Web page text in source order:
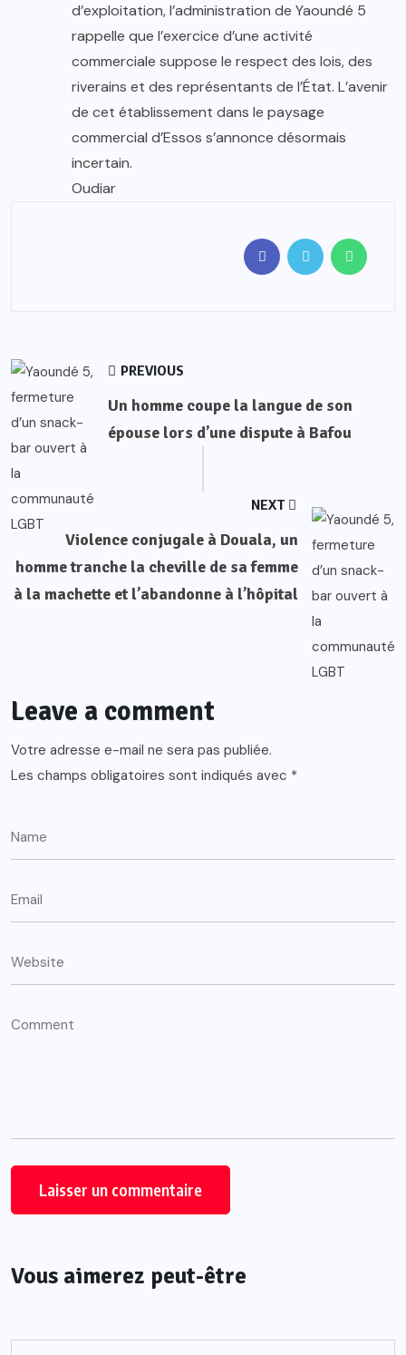
d’exploitation, l’administration de Yaoundé 5
rappelle que l’exercice d’une activité
commerciale suppose le respect des lois, des
riverains et des représentants de l’État. L’avenir
de cet établissement dans le paysage
commercial d’Essos s’annonce désormais
incertain.
Oudiar
PREVIOUS
Un homme coupe la langue de son
épouse lors d’une dispute à Bafou
NEXT
Violence conjugale à Douala, un
homme tranche la cheville de sa femme
à la machette et l’abandonne à l’hôpital
Leave a comment
Votre adresse e-mail ne sera pas publiée.
Les champs obligatoires sont indiqués avec *
Vous aimerez peut-être